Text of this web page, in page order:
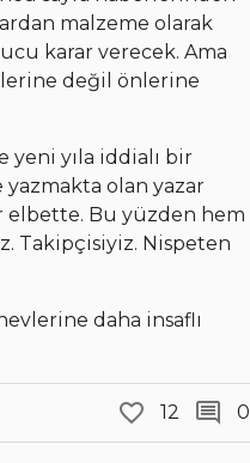
malzeme olarak
karar verecek. Ama
değil önlerine
yeni yıla iddialı bir
yazmakta olan yazar
elbette. Bu yüzden hem
Takipçisiyiz. Nispeten
daha insaflı
12 0